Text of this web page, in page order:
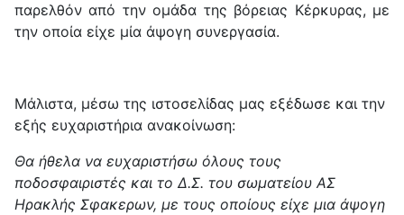
παρελθόν από την ομάδα της βόρειας Κέρκυρας, με
την οποία είχε μία άψογη συνεργασία.
Μάλιστα, μέσω της ιστοσελίδας μας εξέδωσε και την
εξής ευχαριστήρια ανακοίνωση:
Θα ήθελα να ευχαριστήσω όλους τους
ποδοσφαιριστές και το Δ.Σ. του σωματείου ΑΣ
Ηρακλής Σφακερων, με τους οποίους είχε μια άψογη